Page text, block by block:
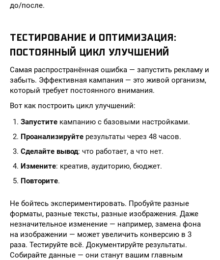
до/после.
ТЕСТИРОВАНИЕ И ОПТИМИЗАЦИЯ:
ПОСТОЯННЫЙ ЦИКЛ УЛУЧШЕНИЙ
Самая распространённая ошибка — запустить рекламу и
забыть. Эффективная кампания — это живой организм,
который требует постоянного внимания.
Вот как построить цикл улучшений:
Запустите кампанию с базовыми настройками.
Проанализируйте результаты через 48 часов.
Сделайте вывод: что работает, а что нет.
Измените: креатив, аудиторию, бюджет.
Повторите.
Не бойтесь экспериментировать. Пробуйте разные
форматы, разные тексты, разные изображения. Даже
незначительное изменение — например, замена фона
на изображении — может увеличить конверсию в 3
раза. Тестируйте всё. Документируйте результаты.
Собирайте данные — они станут вашим главным